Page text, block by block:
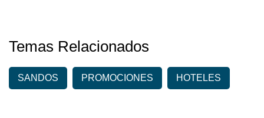
Temas Relacionados
SANDOS PROMOCIONES HOTELES